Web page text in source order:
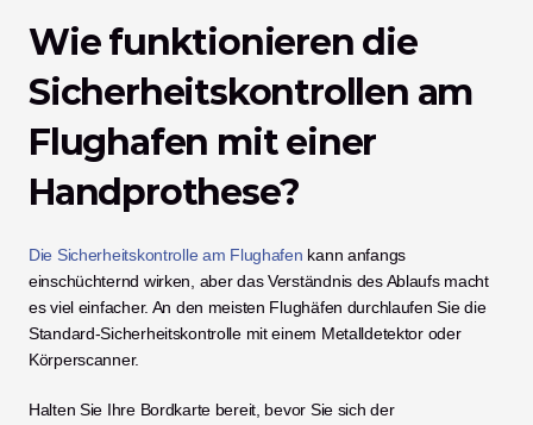
Wie funktionieren die
Sicherheitskontrollen am
Flughafen mit einer
Handprothese?
Die Sicherheitskontrolle am Flughafen kann anfangs
einschüchternd wirken, aber das Verständnis des Ablaufs macht
es viel einfacher. An den meisten Flughäfen durchlaufen Sie die
Standard-Sicherheitskontrolle mit einem Metalldetektor oder
Körperscanner.
Halten Sie Ihre Bordkarte bereit, bevor Sie sich der